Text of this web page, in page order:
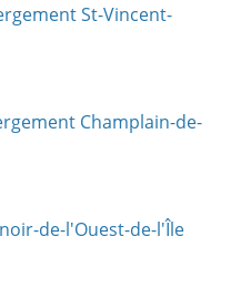
St-Vincent-
Champlain-de-
de-l'Ouest-de-l'Île